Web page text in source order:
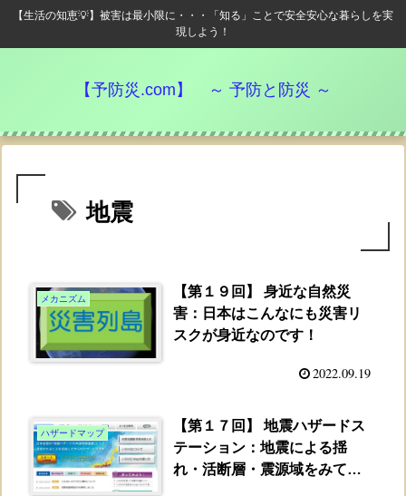
【生活の知恵💡】被害は最小限に・・・「知る」ことで安全安心な暮らしを実
現しよう！
【予防災.com】 ～ 予防と防災 ～
地震
メカニズム
【第１９回】 身近な自然災
害：日本はこんなにも災害リ
スクが身近なのです！
2022.09.19
ハザードマップ
【第１７回】 地震ハザードス
テーション：地震による揺
れ・活断層・震源域をみてみ